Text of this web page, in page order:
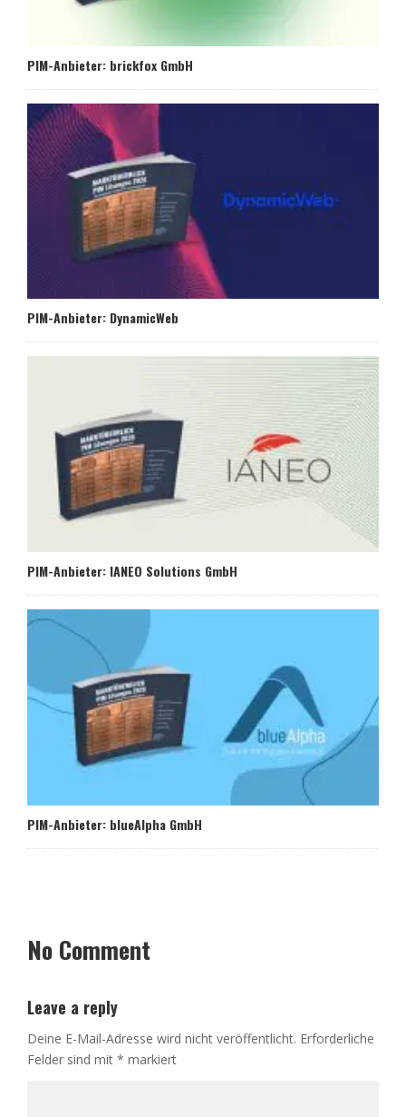
PIM-Anbieter: brickfox GmbH
PIM-Anbieter: DynamicWeb
PIM-Anbieter: IANEO Solutions GmbH
PIM-Anbieter: blueAlpha GmbH
No Comment
Leave a reply
Deine E-Mail-Adresse wird nicht veröffentlicht. Erforderliche
Felder sind mit * markiert